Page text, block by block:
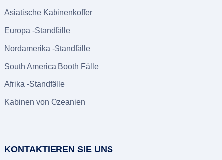
Asiatische Kabinenkoffer
Europa -Standfälle
Nordamerika -Standfälle
South America Booth Fälle
Afrika -Standfälle
Kabinen von Ozeanien
KONTAKTIEREN SIE UNS